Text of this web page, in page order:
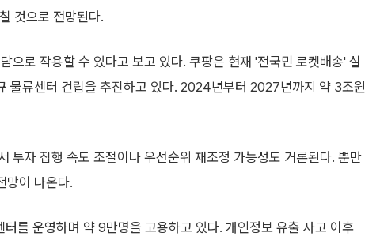
것으로 전망된다.
으로 작용할 수 있다고 보고 있다. 쿠팡은 현재 '전국민 로켓배송' 실
물류센터 건립을 추진하고 있다. 2024년부터 2027년까지 약 3조원
투자 집행 속도 조절이나 우선순위 재조정 가능성도 거론된다. 뿐만
망이 나온다.
를 운영하며 약 9만명을 고용하고 있다. 개인정보 유출 사고 이후